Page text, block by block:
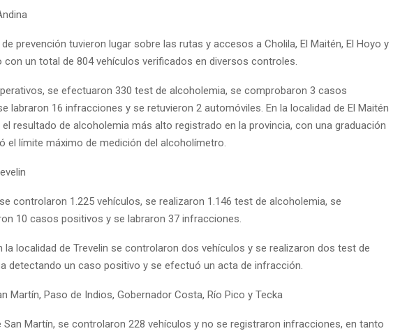
prevención tuvieron lugar sobre las rutas y accesos a Cholila, El Maitén, El Hoyo y
con un total de 804 vehículos verificados en diversos controles.
se efectuaron 330 test de alcoholemia, se comprobaron 3 casos
labraron 16 infracciones y se retuvieron 2 automóviles. En la localidad de El Maitén
resultado de alcoholemia más alto registrado en la provincia, con una graduación
el límite máximo de medición del alcoholímetro.
controlaron 1.225 vehículos, se realizaron 1.146 test de alcoholemia, se
10 casos positivos y se labraron 37 infracciones.
la localidad de Trevelin se controlaron dos vehículos y se realizaron dos test de
detectando un caso positivo y se efectuó un acta de infracción.
Martín, Paso de Indios, Gobernador Costa, Río Pico y Tecka
San Martín, se controlaron 228 vehículos y no se registraron infracciones, en tanto